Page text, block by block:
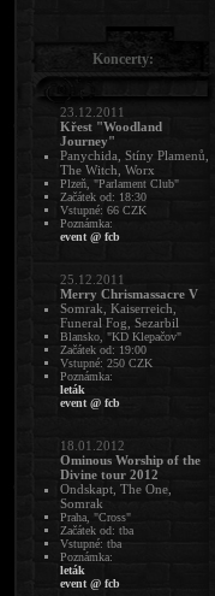
Koncerty:
23.12.2011
Křest "Woodland
Journey"
Panychida, Stíny Plamenů,
The Witch, Worx
Plzeň, "Parlament Club"
Začátek od: 18:30
Vstupné: 66 CZK
Poznámka:
event @ fcb
25.12.2011
Merry Chrismassacre V
Somrak, Kaiserreich,
Funeral Fog, Sezarbil
Blansko, "KD Klepačov"
Začátek od: 19:00
Vstupné: 250 CZK
Poznámka:
leták
event @ fcb
18.01.2012
Ominous Worship of the
Divine tour 2012
Ondskapt, The One,
Somrak
Praha, "Cross"
Začátek od: tba
Vstupné: tba
Poznámka:
leták
event @ fcb